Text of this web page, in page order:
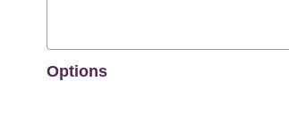
Options